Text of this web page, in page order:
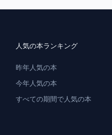
人気の本ランキング
昨年人気の本
今年人気の本
すべての期間で人気の本